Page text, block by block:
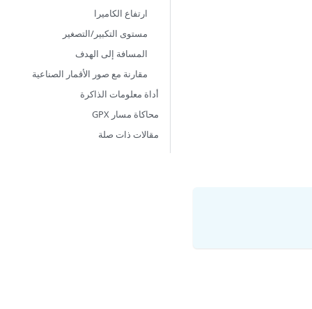
ارتفاع الكاميرا
مستوى التكبير/التصغير
المسافة إلى الهدف
مقارنة مع صور الأقمار الصناعية
أداة معلومات الذاكرة
محاكاة مسار GPX
مقالات ذات صلة